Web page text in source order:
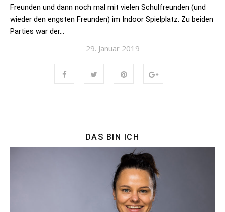
Freunden und dann noch mal mit vielen Schulfreunden (und
wieder den engsten Freunden) im Indoor Spielplatz. Zu beiden
Parties war der…
29. Januar 2019
DAS BIN ICH